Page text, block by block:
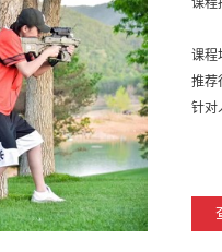
课程
课程
推荐
针对